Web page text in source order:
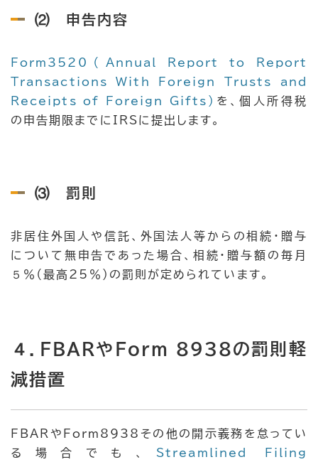
⑵ 申告内容
Form3520（Annual Report to Report
Transactions With Foreign Trusts and
Receipts of Foreign Gifts） を、個人所得税
の申告期限までにIRSに提出します。
⑶ 罰則
非居住外国人や信託、外国法人等からの相続・贈与
について無申告であった場合、相続・贈与額の毎月
５％（最高25％）の罰則が定められています。
４．FBARやForm 8938の罰則軽
減措置
FBARやForm8938その他の開示義務を怠ってい
る場合でも、 Streamlined Filing